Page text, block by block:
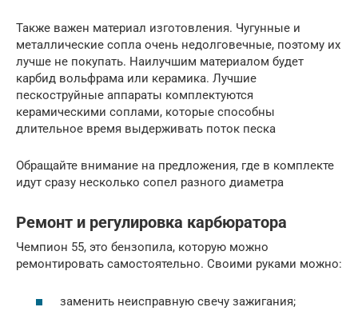
Также важен материал изготовления. Чугунные и
металлические сопла очень недолговечные, поэтому их
лучше не покупать. Наилучшим материалом будет
карбид вольфрама или керамика. Лучшие
пескоструйные аппараты комплектуются
керамическими соплами, которые способны
длительное время выдерживать поток песка
Обращайте внимание на предложения, где в комплекте
идут сразу несколько сопел разного диаметра
Ремонт и регулировка карбюратора
Чемпион 55, это бензопила, которую можно
ремонтировать самостоятельно. Своими руками можно:
заменить неисправную свечу зажигания;